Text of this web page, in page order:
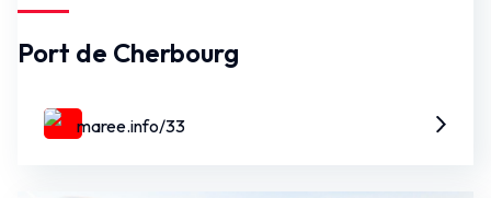
Port de Cherbourg
maree.info/33